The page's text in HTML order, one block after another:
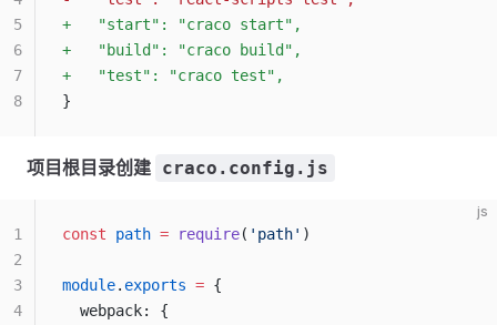
+   "start": "craco start",
+   "build": "craco build",
+   "test": "craco test",
}
5
6
7
8
项目根目录创建 craco.config.js
js
const path = require( 'path' )
module. exports = {
  webpack: {
1
2
3
4